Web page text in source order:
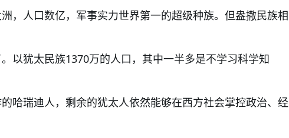
，人口数亿，军事实力世界第一的超级种族。但盎撒民族相
以犹太民族1370万的人口，其中一半多是不学习科学知
哈瑞迪人，剩余的犹太人依然能够在西方社会掌控政治、经